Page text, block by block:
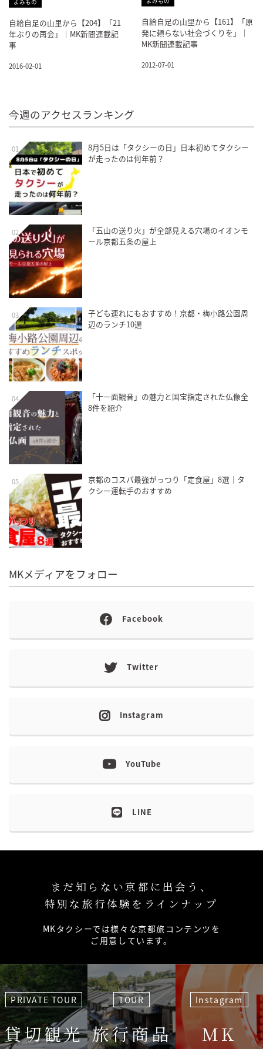
よみもの
自給自足の山里から【204】「21
年ぶりの再会」｜MK新聞連載記
事
2016-02-01
自給自足の山里から【161】「原
発に頼らない社会づくりを」｜
MK新聞連載記事
2012-07-01
今週のアクセスランキング
01
8月5日は「タクシーの日」日本初めてタクシー
が走ったのは何年前？
02
「五山の送り火」が全部見える穴場のイオンモ
ール京都五条の屋上
03
子ども連れにもおすすめ！京都・梅小路公園周
辺のランチ10選
04
「十一面観音」の魅力と国宝指定された仏像全
8件を紹介
05
京都のコスパ最強がっつり「定食屋」8選｜タ
クシー運転手のおすすめ
MKメディアをフォロー
Facebook
Twitter
Instagram
YouTube
LINE
まだ知らない京都に出会う、
特別な旅行体験をラインナップ
MKタクシーでは様々な京都旅コンテンツを
ご用意しています。
PRIVATE TOUR
貸切観光
TOUR
旅行商品
Instagram
MK